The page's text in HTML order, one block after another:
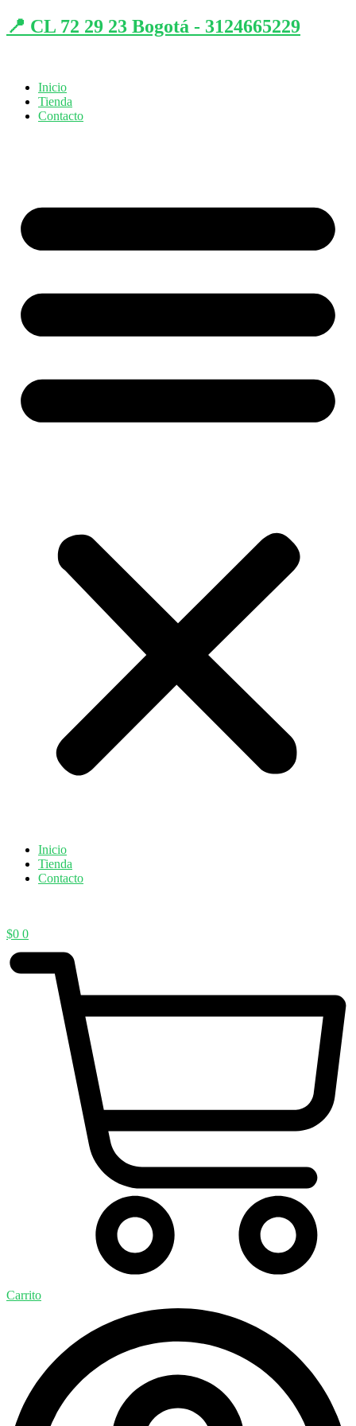
📍 CL 72 29 23 Bogotá - 3124665229
Inicio
Tienda
Contacto
Inicio
Tienda
Contacto
$0 0
Carrito